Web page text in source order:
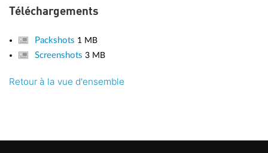
Téléchargements
Packshots 1 MB
Screenshots3 MB
Retour à la vue d'ensemble